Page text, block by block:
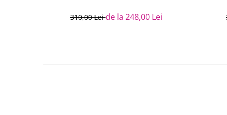
310,00 Leide la 248,00 Lei